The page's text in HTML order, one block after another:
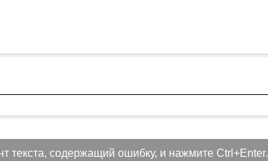
текста, содержащий ошибку, и нажмите Ctrl+Enter.